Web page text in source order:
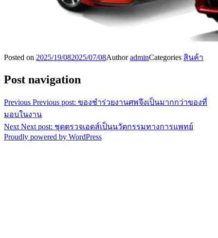
Posted on 2025/19/082025/07/08AuthoradminCategories สินค้า
Post navigation
Previous Previous post: ของชำร่วยงานศพจึงเป็นมากกว่าของที่
มอบในงาน
Next Next post: ชุดตรวจเอดส์เป็นนวัตกรรมทางการแพทย์
Proudly powered by WordPress